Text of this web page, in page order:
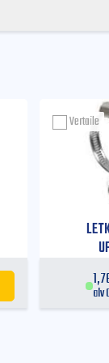
alv
Vertaile